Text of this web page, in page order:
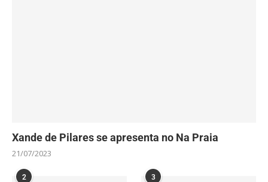
Xande de Pilares se apresenta no Na Praia
21/07/2023
2 3